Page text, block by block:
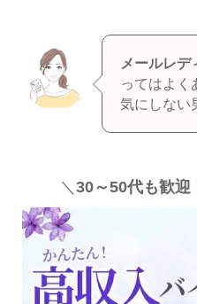
メールレデ
ってはよく
気にしない
＼ 30～50代も歓迎